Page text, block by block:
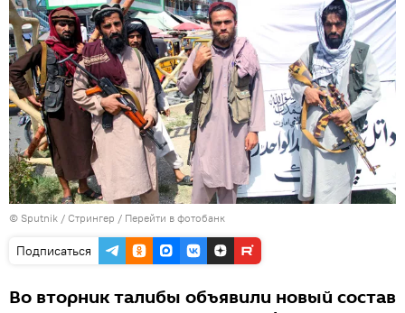
© Sputnik / Стрингер / Перейти в фотобанк
Подписаться
Во вторник талибы объявили новый состав